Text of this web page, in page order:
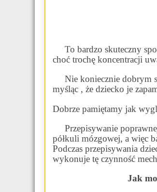
To bardzo skuteczny
choć trochę koncentracji
Nie koniecznie dobrym
myśląc , że dziecko je
Dobrze pamiętamy jak
Przepisywanie
półkuli mózgowej, a więc
Podczas przepisywania
wykonuje tę czynność
Jak